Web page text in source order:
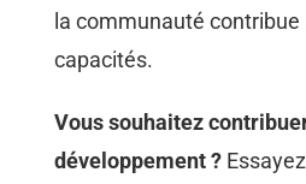
la communauté contribue
capacités.
Vous souhaitez
développement ?